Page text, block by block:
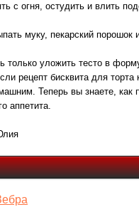
с огня, остудить и влить
муку, пекарский порошок
только уложить тесто в
рецепт бисквита для
Теперь вы знаете, как
аппетита.